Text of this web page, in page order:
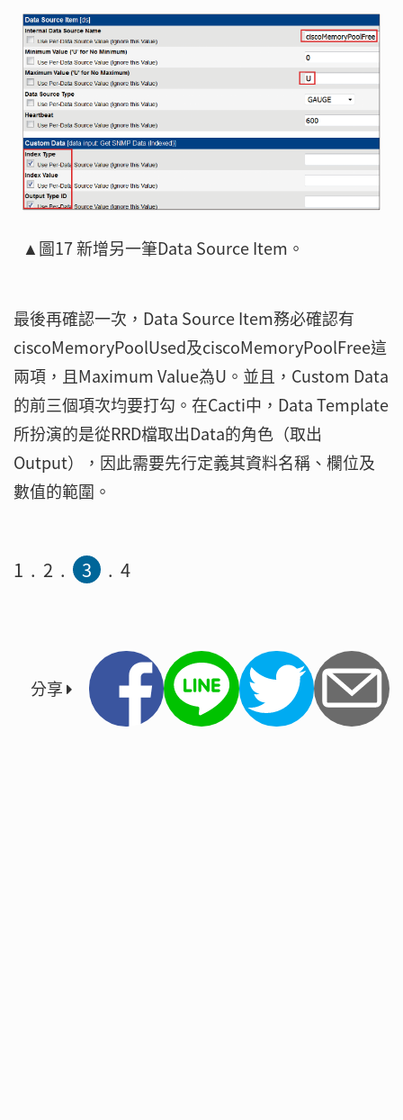
▲圖17 新增另一筆Data Source Item。
最後再確認一次，Data Source Item務必確認有
ciscoMemoryPoolUsed及ciscoMemoryPoolFree這
兩項，且Maximum Value為U。並且，Custom Data
的前三個項次均要打勾。在Cacti中，Data Template
所扮演的是從RRD檔取出Data的角色（取出
Output），因此需要先行定義其資料名稱、欄位及
數值的範圍。
1 2 3 4
分享